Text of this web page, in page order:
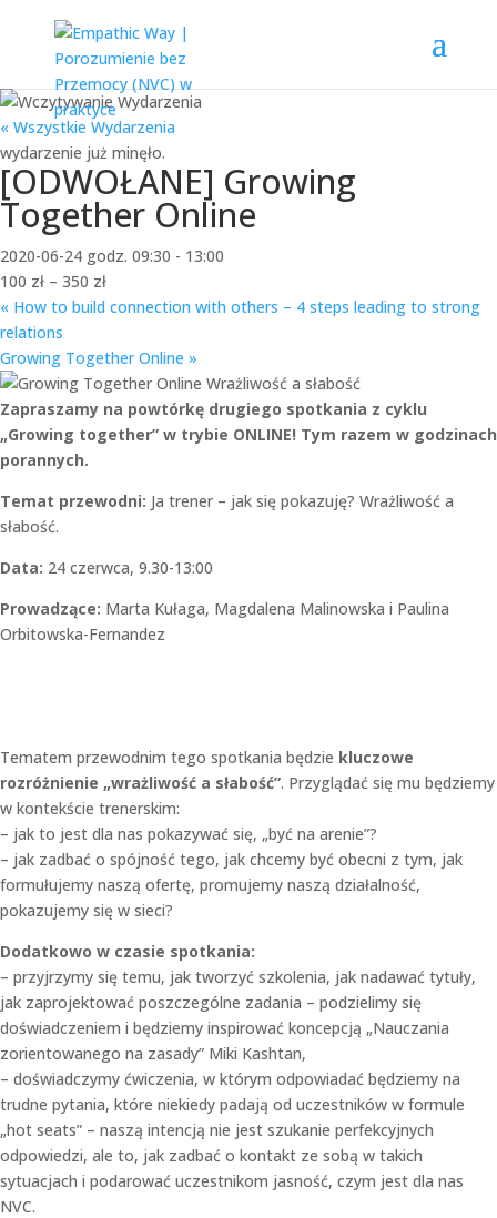
« Wszystkie Wydarzenia
wydarzenie już minęło.
[ODWOŁANE] Growing
Together Online
2020-06-24 godz. 09:30 - 13:00
100 zł – 350 zł
« How to build connection with others – 4 steps leading to strong
relations
Growing Together Online »
Zapraszamy na powtórkę drugiego spotkania z cyklu
„Growing together” w trybie ONLINE! Tym razem w godzinach
porannych.
Temat przewodni: Ja trener – jak się pokazuję? Wrażliwość a
słabość.
Data: 24 czerwca, 9.30-13:00
Prowadzące: Marta Kułaga, Magdalena Malinowska i Paulina
Orbitowska-Fernandez
Tematem przewodnim tego spotkania będzie kluczowe
rozróżnienie „wrażliwość a słabość”. Przyglądać się mu będziemy
w kontekście trenerskim:
– jak to jest dla nas pokazywać się, „być na arenie”?
– jak zadbać o spójność tego, jak chcemy być obecni z tym, jak
formułujemy naszą ofertę, promujemy naszą działalność,
pokazujemy się w sieci?
Dodatkowo w czasie spotkania:
– przyjrzymy się temu, jak tworzyć szkolenia, jak nadawać tytuły,
jak zaprojektować poszczególne zadania – podzielimy się
doświadczeniem i będziemy inspirować koncepcją „Nauczania
zorientowanego na zasady” Miki Kashtan,
– doświadczymy ćwiczenia, w którym odpowiadać będziemy na
trudne pytania, które niekiedy padają od uczestników w formule
„hot seats” – naszą intencją nie jest szukanie perfekcyjnych
odpowiedzi, ale to, jak zadbać o kontakt ze sobą w takich
sytuacjach i podarować uczestnikom jasność, czym jest dla nas
NVC.